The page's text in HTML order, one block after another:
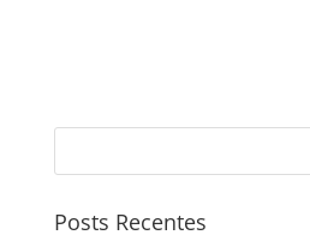
Posts Recentes